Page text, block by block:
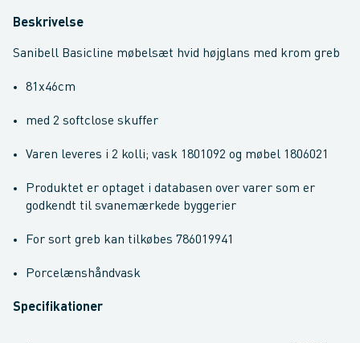
Beskrivelse
Sanibell Basicline møbelsæt hvid højglans med krom greb
81x46cm
med 2 softclose skuffer
Varen leveres i 2 kolli; vask 1801092 og møbel 1806021
Produktet er optaget i databasen over varer som er
godkendt til svanemærkede byggerier
For sort greb kan tilkøbes 786019941
Porcelænshåndvask
Specifikationer